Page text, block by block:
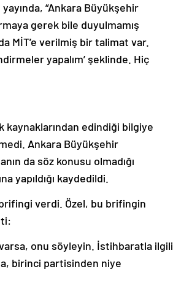
“Ankara Büyükşehir
gerek bile duyulmamış
MİT’e verilmiş bir talimat var.
yapalım’ şeklinde. Hiç
kaynaklarından edindiği bilgiye
Ankara Büyükşehir
da söz konusu olmadığı
yapıldığı kaydedildi.
verdi. Özel, bu brifingin
onu söyleyin. İstihbaratla ilgili
birinci partisinden niye